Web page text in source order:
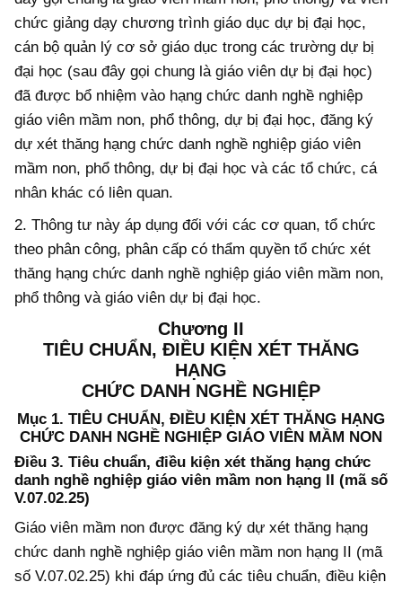
chức giảng dạy chương trình giáo dục dự bị đại học,
cán bộ quản lý cơ sở giáo dục trong các trường dự bị
đại học (sau đây gọi chung là giáo viên dự bị đại học)
đã được bổ nhiệm vào hạng chức danh nghề nghiệp
giáo viên mầm non, phổ thông, dự bị đại học, đăng ký
dự xét thăng hạng chức danh nghề nghiệp giáo viên
mầm non, phổ thông, dự bị đại học và các tổ chức, cá
nhân khác có liên quan.
2. Thông tư này áp dụng đối với các cơ quan, tổ chức
theo phân công, phân cấp có thẩm quyền tổ chức xét
thăng hạng chức danh nghề nghiệp giáo viên mầm non,
phổ thông và giáo viên dự bị đại học.
Chương II
TIÊU CHUẨN, ĐIỀU KIỆN XÉT THĂNG
HẠNG
CHỨC DANH NGHỀ NGHIỆP
Mục 1. TIÊU CHUẨN, ĐIỀU KIỆN XÉT THĂNG HẠNG
CHỨC DANH NGHỀ NGHIỆP GIÁO VIÊN MẦM NON
Điều 3. Tiêu chuẩn, điều kiện xét thăng hạng chức
danh nghề nghiệp giáo viên mầm non hạng II (mã số
V.07.02.25)
Giáo viên mầm non được đăng ký dự xét thăng hạng
chức danh nghề nghiệp giáo viên mầm non hạng II (mã
số V.07.02.25) khi đáp ứng đủ các tiêu chuẩn, điều kiện